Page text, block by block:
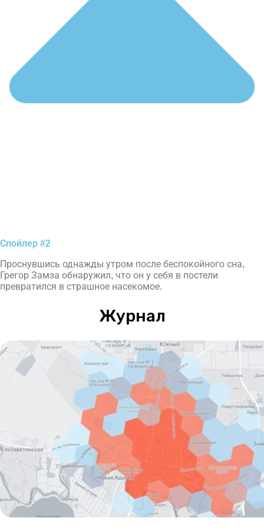
Спойлер #2
Проснувшись однажды утром после беспокойного сна,
Грегор Замза обнаружил, что он у себя в постели
превратился в страшное насекомое.
Журнал